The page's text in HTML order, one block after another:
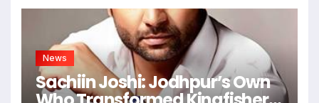
News
Sachiin Joshi: Jodhpur’s Own